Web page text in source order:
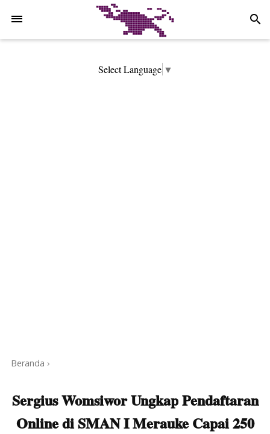
search
Select Language ▼
Beranda ›
Sergius Womsiwor Ungkap Pendaftaran
Online di SMAN I Merauke Capai 250